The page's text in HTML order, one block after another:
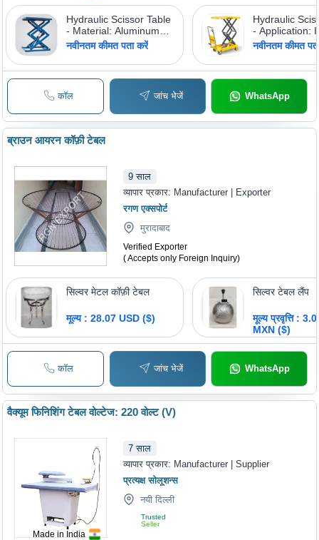
Hydraulic Scissor Table
- Material: Aluminum
Alloy
नवीनतम कीमत पता करें
Hydraulic
- Application:
नवीनतम कीमत
कॉल जांच भेजें WhatsApp
ब्राउन आयरन कॉफ़ी टेबल
9 साल
व्यापार प्रकार: Manufacturer | Exporter
रगण एक्सपोर्ट
मुरादाबाद
Verified Exporter
( Accepts only Foreign Inquiry)
सिल्वर मेटल कॉफ़ी टेबल
मूल्य : 28.07 USD ($)
सिल्वर टेबल लैंप
मूल्य प्रवृत्ति :
MXN ($)
कॉल जांच भेजें WhatsApp
Made in India
वैक्यूम फिनिशिंग टेबल वोल्टेज: 220 वोल्ट (V)
7 साल
व्यापार प्रकार: Manufacturer | Supplier
प्रत्यक्ष सोलूशन्स
नयी दिल्ली
Trusted
Seller